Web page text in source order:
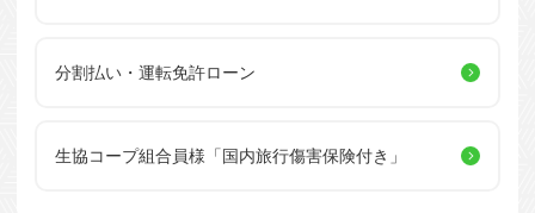
分割払い・運転免許ローン
生協コープ組合員様 「国内旅行傷害保険付き」